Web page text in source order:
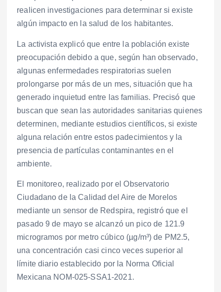
realicen investigaciones para determinar si existe
algún impacto en la salud de los habitantes.
La activista explicó que entre la población existe
preocupación debido a que, según han observado,
algunas enfermedades respiratorias suelen
prolongarse por más de un mes, situación que ha
generado inquietud entre las familias. Precisó que
buscan que sean las autoridades sanitarias quienes
determinen, mediante estudios científicos, si existe
alguna relación entre estos padecimientos y la
presencia de partículas contaminantes en el
ambiente.
El monitoreo, realizado por el Observatorio
Ciudadano de la Calidad del Aire de Morelos
mediante un sensor de Redspira, registró que el
pasado 9 de mayo se alcanzó un pico de 121.9
microgramos por metro cúbico (µg/m³) de PM2.5,
una concentración casi cinco veces superior al
límite diario establecido por la Norma Oficial
Mexicana NOM-025-SSA1-2021.